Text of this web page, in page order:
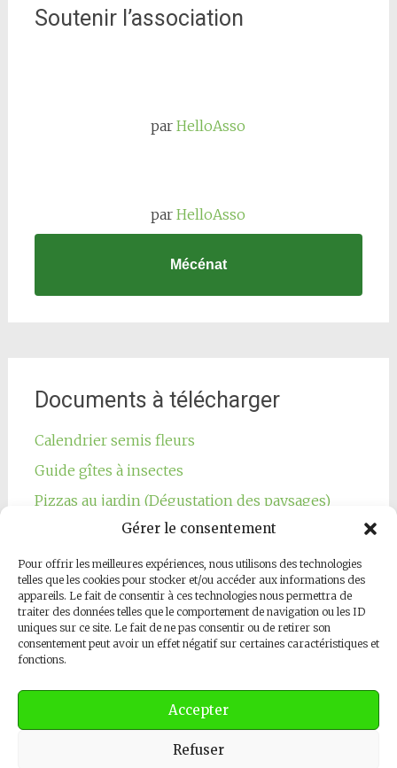
Gérer le consentement
Pour offrir les meilleures expériences, nous utilisons des technologies
telles que les cookies pour stocker et/ou accéder aux informations des
appareils. Le fait de consentir à ces technologies nous permettra de
traiter des données telles que le comportement de navigation ou les ID
uniques sur ce site. Le fait de ne pas consentir ou de retirer son
consentement peut avoir un effet négatif sur certaines caractéristiques et
fonctions.
Accepter
Refuser
Soutenir l’association
parHelloAsso
parHelloAsso
Mécénat
Documents à télécharger
Calendrier semis fleurs
Guide gîtes à insectes
Pizzas au jardin (Dégustation des paysages)
Notre page Facebook